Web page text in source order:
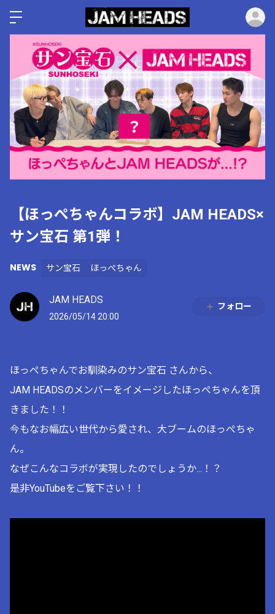
【ほっぺちゃんコラボ】JAM HEADS×
サン宝石 第1弾！
NEWS サン宝石 ほっぺちゃん
JAM HEADS
2026/05/14 20:00
フォロー
ほっぺちゃんでお馴染みのサン宝石 さんから、
JAM HEADSのメンバーをイメージしたほっぺちゃんを頂
きました！！
今もなお幅広い世代から愛され、大ブームのほっぺちゃ
ん。
なぜこんなコラボが実現したのでしょうか...！？
是非YouTubeをご覧下さい！！